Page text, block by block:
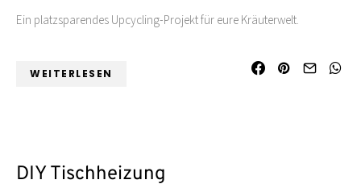
Ein platzsparendes Upcycling-Projekt für eure Kräuterwelt.
WEITERLESEN
DIY Tischheizung